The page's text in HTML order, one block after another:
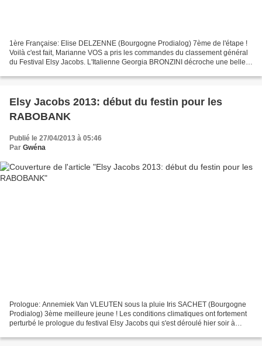
1ère Française: Elise DELZENNE (Bourgogne Prodialog) 7ème de l'étape !
Voilà c'est fait, Marianne VOS a pris les commandes du classement général
du Festival Elsy Jacobs. L'Italienne Georgia BRONZINI décroche une belle
Elsy Jacobs 2013: début du festin pour les
RABOBANK
Publié le 27/04/2013 à 05:46
Par Gwéna
Prologue: Annemiek Van VLEUTEN sous la pluie Iris SACHET (Bourgogne
Prodialog) 3ème meilleure jeune ! Les conditions climatiques ont fortement
perturbé le prologue du festival Elsy Jacobs qui s'est déroulé hier soir à